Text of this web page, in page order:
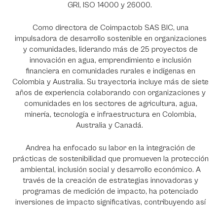
GRI, ISO 14000 y 26000.
Como directora de Coimpactob SAS BIC, una
impulsadora de desarrollo sostenible en organizaciones
y comunidades, liderando más de 25 proyectos de
innovación en agua, emprendimiento e inclusión
financiera en comunidades rurales e indígenas en
Colombia y Australia. Su trayectoria incluye más de siete
años de experiencia colaborando con organizaciones y
comunidades en los sectores de agricultura, agua,
minería, tecnología e infraestructura en Colombia,
Australia y Canadá.
Andrea ha enfocado su labor en la integración de
prácticas de sostenibilidad que promueven la protección
ambiental, inclusión social y desarrollo económico. A
través de la creación de estrategias innovadoras y
programas de medición de impacto, ha potenciado
inversiones de impacto significativas, contribuyendo así